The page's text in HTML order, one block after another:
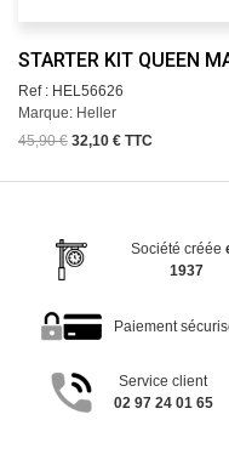
STARTER KIT QUEEN
Ref : HEL56626
Marque: Heller
45,90 €32,10 € TTC
Société créée
1937
Paiement
Service client
02 97 24 01 65